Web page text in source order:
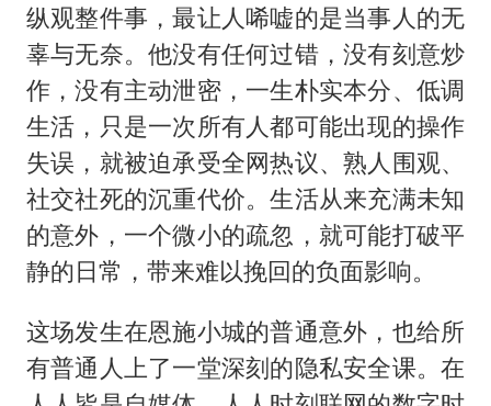
纵观整件事，最让人唏嘘的是当事人的无
辜与无奈。他没有任何过错，没有刻意炒
作，没有主动泄密，一生朴实本分、低调
生活，只是一次所有人都可能出现的操作
失误，就被迫承受全网热议、熟人围观、
社交社死的沉重代价。生活从来充满未知
的意外，一个微小的疏忽，就可能打破平
静的日常，带来难以挽回的负面影响。
这场发生在恩施小城的普通意外，也给所
有普通人上了一堂深刻的隐私安全课。在